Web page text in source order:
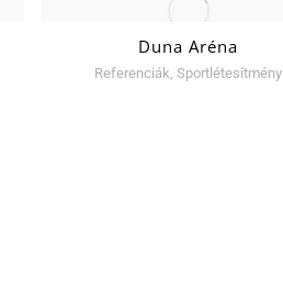
Duna Aréna
Referenciák ,Sportlétesítmény